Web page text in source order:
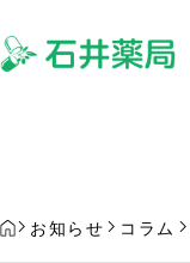
HOME
お知らせ コラム